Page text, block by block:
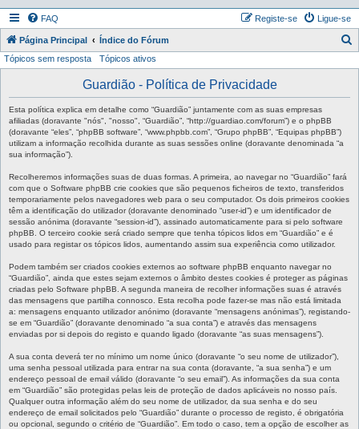
FAQ Ligue-se
Registe-se
Página Principal Índice do Fórum
Tópicos sem resposta Tópicos ativos
Guardião - Política de Privacidade
Esta política explica em detalhe como “Guardião” juntamente com as suas empresas
afiliadas (doravante "nós", "nosso", “Guardião”, “http://guardiao.com/forum”) e o phpBB
(doravante “eles”, “phpBB software”, “www.phpbb.com”, “Grupo phpBB”, “Equipas phpBB”)
utilizam a informação recolhida durante as suas sessões online (doravante denominada “a
sua informação”).
Recolheremos informações suas de duas formas. A primeira, ao navegar no “Guardião” fará
com que o Software phpBB crie cookies que são pequenos ficheiros de texto, transferidos
temporariamente pelos navegadores web para o seu computador. Os dois primeiros cookies
têm a identificação do utilizador (doravante denominado “user-id”) e um identificador de
sessão anónima (doravante “session-id”), assinado automaticamente para si pelo software
phpBB. O terceiro cookie será criado sempre que tenha tópicos lidos em “Guardião” e é
usado para registar os tópicos lidos, aumentando assim sua experiência como utilizador.
Podem também ser criados cookies externos ao software phpBB enquanto navegar no
“Guardião”, ainda que estes sejam externos o âmbito destes cookies é proteger as páginas
criadas pelo Software phpBB. A segunda maneira de recolher informações suas é através
das mensagens que partilha connosco. Esta recolha pode fazer-se mas não está limitada
a: mensagens enquanto utilizador anónimo (doravante “mensagens anónimas”), registando-
se em “Guardião” (doravante denominado “a sua conta”) e através das mensagens
enviadas por si depois do registo e quando ligado (doravante “as suas mensagens”).
A sua conta deverá ter no mínimo um nome único (doravante “o seu nome de utilizador”),
uma senha pessoal utilizada para entrar na sua conta (doravante, “a sua senha”) e um
endereço pessoal de email válido (doravante “o seu email”). As informações da sua conta
em “Guardião” são protegidas pelas leis de proteção de dados aplicáveis no nosso país.
Qualquer outra informação além do seu nome de utilizador, da sua senha e do seu
endereço de email solicitados pelo “Guardião” durante o processo de registo, é obrigatória
ou opcional, segundo o critério de “Guardião”. Em todo o caso, tem a opção de escolher as